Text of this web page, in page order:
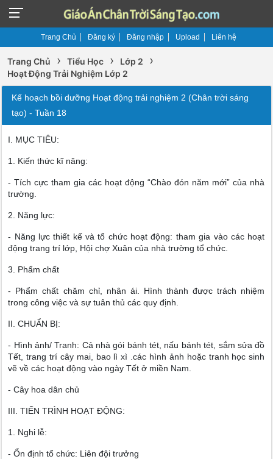
Trang Chủ Đăng ký Đăng nhập Upload Liên hệ
Trang Chủ › Tiểu Học › Lớp 2 ›
Hoạt Động Trải Nghiệm Lớp 2
Kế hoạch bồi dưỡng Hoạt động trải nghiệm 2 (Chân trời sáng
tạo) - Tuần 18
I. MỤC TIÊU:
1. Kiến thức kĩ năng:
- Tích cực tham gia các hoạt động “Chào đón năm mới” của nhà
trường.
2. Năng lực:
- Năng lực thiết kế và tổ chức hoạt động: tham gia vào các hoạt
động trang trí lớp, Hội chợ Xuân của nhà trường tổ chức.
3. Phẩm chất
- Phẩm chất chăm chỉ, nhân ái. Hình thành được trách nhiệm
trong công việc và sự tuân thủ các quy định.
II. CHUẨN BỊ:
- Hình ảnh/ Tranh: Cả nhà gói bánh tét, nấu bánh tét, sắm sửa đồ
Tết, trang trí cây mai, bao lì xì .các hình ảnh hoặc tranh học sinh
vẽ về các hoạt động vào ngày Tết ở miền Nam.
- Cây hoa dân chủ
III. TIẾN TRÌNH HOẠT ĐỘNG:
1. Nghi lễ:
- Ổn định tổ chức: Liên đội trưởng